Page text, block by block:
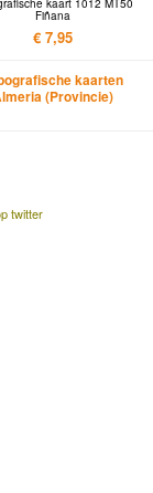
kaart 1012 MT50
Fiñana
€ 7,95
kaarten
(Provincie)
twitter